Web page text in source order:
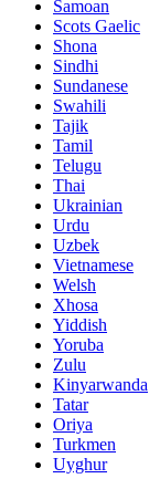
Samoan
Scots Gaelic
Shona
Sindhi
Sundanese
Swahili
Tajik
Tamil
Telugu
Thai
Ukrainian
Urdu
Uzbek
Vietnamese
Welsh
Xhosa
Yiddish
Yoruba
Zulu
Kinyarwanda
Tatar
Oriya
Turkmen
Uyghur